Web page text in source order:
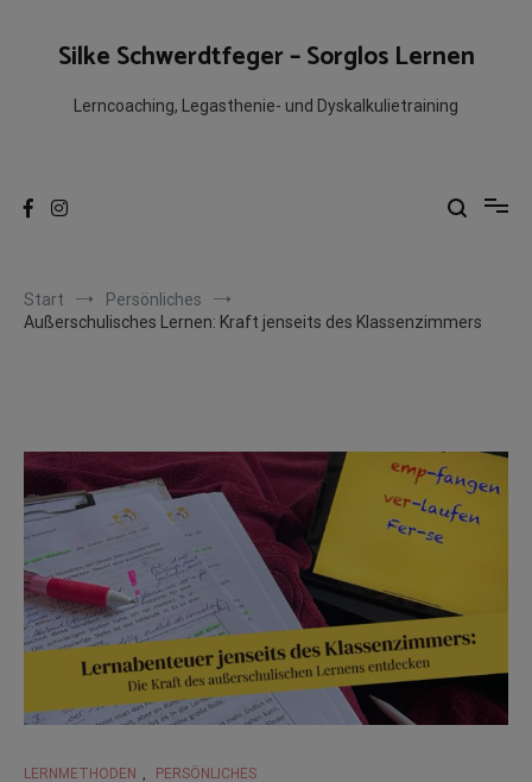
springenSilke Schwerdtfeger – Sorglos Lernen
Lerncoaching, Legasthenie- und Dyskalkulietraining
Start
Persönliches
Außerschulisches Lernen: Kraft jenseits des Klassenzimmers
LERNMETHODEN , PERSÖNLICHES